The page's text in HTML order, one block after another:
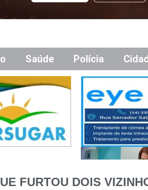
Saúde Polícia
FURTOU DOIS